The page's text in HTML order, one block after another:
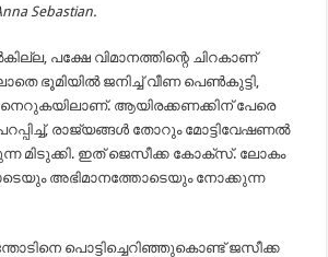
Sebastian.
പക്ഷേ വിമാനത്തിന്റെ ചിറകാണ്
ഭൂമിയിൽ ജനിച്ച് വീണ പെൺകുട്ടി,
ആയിരക്കണക്കിന് പേരെ
പറപ്പിച്ച്, രാജ്യങ്ങൾ തോറും മോട്ടിവേഷണൽ
മിടുക്കി. ഇത് ജെസീക്ക കോക്സ്. ലോകം
അഭിമാനത്തോടെയും നോക്കുന്ന
പൊട്ടിച്ചെറിഞ്ഞുകൊണ്ട് ജസീക്ക